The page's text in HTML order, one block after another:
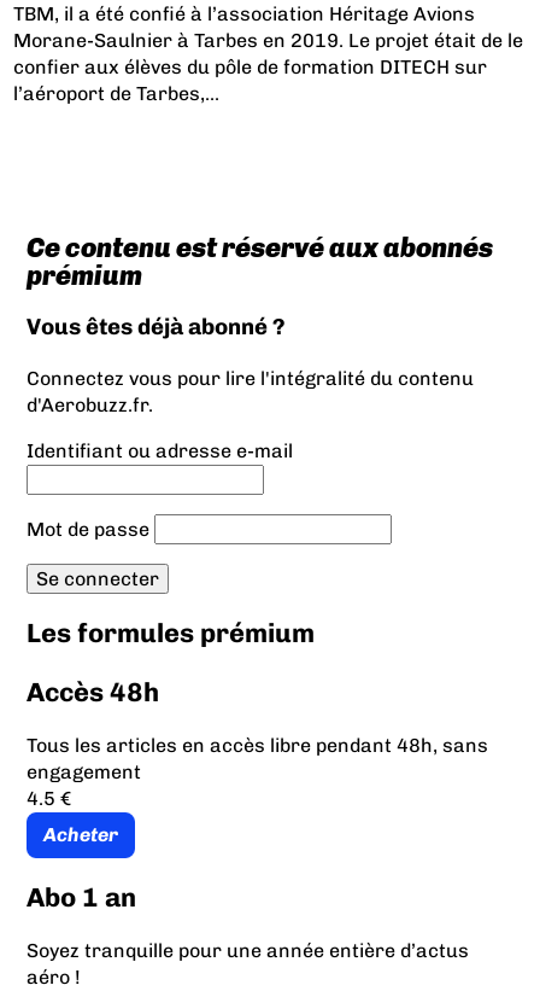
TBM, il a été confié à l’association Héritage Avions
Morane-Saulnier à Tarbes en 2019. Le projet était de le
confier aux élèves du pôle de formation DITECH sur
l’aéroport de Tarbes,...
Ce contenu est réservé aux abonnés
prémium
Vous êtes déjà abonné ?
Connectez vous pour lire l'intégralité du contenu
d'Aerobuzz.fr.
Identifiant ou adresse e-mail
Mot de passe
Les formules prémium
Accès 48h
Tous les articles en accès libre pendant 48h, sans
engagement
4.5 €
Acheter
Abo 1 an
Soyez tranquille pour une année entière d’actus
aéro !